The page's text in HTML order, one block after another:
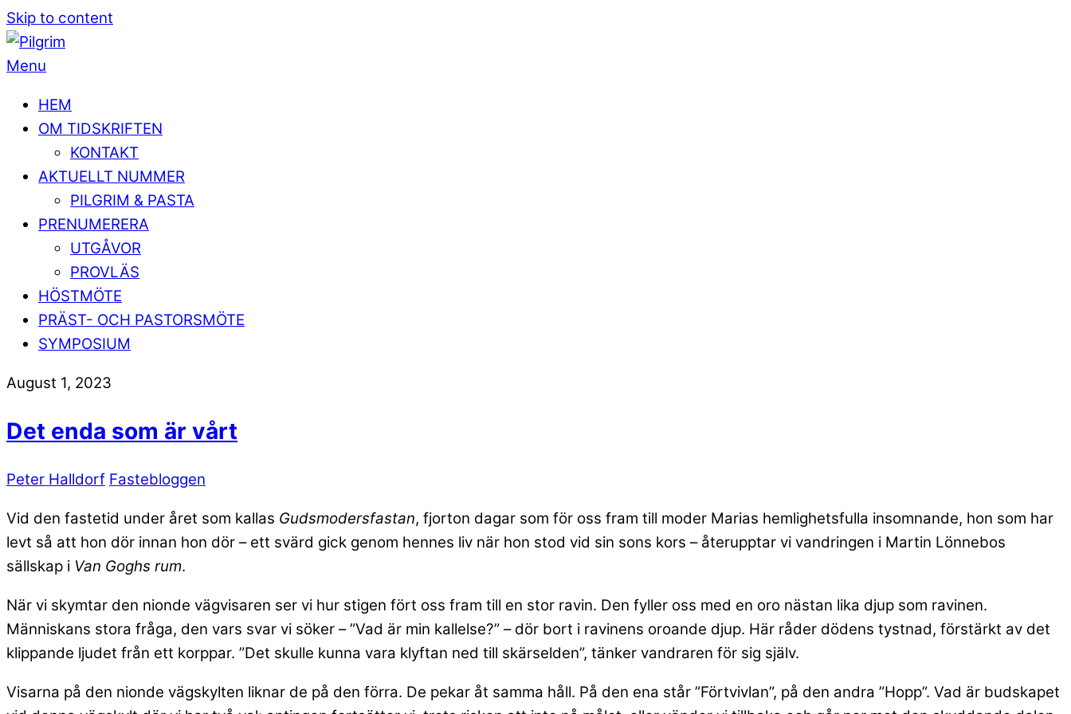
Skip to content
Menu
HEM
OM TIDSKRIFTEN
KONTAKT
AKTUELLT NUMMER
PILGRIM & PASTA
PRENUMERERA
UTGÅVOR
PROVLÄS
HÖSTMÖTE
PRÄST- OCH PASTORSMÖTE
SYMPOSIUM
August 1, 2023
Det enda som är vårt
Peter Halldorf Fastebloggen
Vid den fastetid under året som kallas Gudsmodersfastan, fjorton dagar som för oss fram till moder Marias hemlighetsfulla insomnande, hon som har
levt så att hon dör innan hon dör – ett svärd gick genom hennes liv när hon stod vid sin sons kors – återupptar vi vandringen i Martin Lönnebos
sällskap i Van Goghs rum.
När vi skymtar den nionde vägvisaren ser vi hur stigen fört oss fram till en stor ravin. Den fyller oss med en oro nästan lika djup som ravinen.
Människans stora fråga, den vars svar vi söker – ”Vad är min kallelse?” – dör bort i ravinens oroande djup. Här råder dödens tystnad, förstärkt av det
klippande ljudet från ett korppar. ”Det skulle kunna vara klyftan ned till skärselden”, tänker vandraren för sig själv.
Visarna på den nionde vägskylten liknar de på den förra. De pekar åt samma håll. På den ena står ”Förtvivlan”, på den andra ”Hopp”. Vad är budskapet